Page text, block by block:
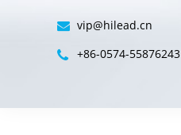
vip@hilead.cn
+86-0574-55876243